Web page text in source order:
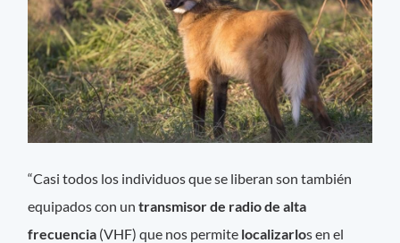
“Casi todos los individuos que se liberan son también
equipados con untransmisor de radio de alta
frecuencia (VHF) que nos permite localizarlos en el